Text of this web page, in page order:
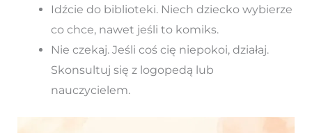
Idźcie do biblioteki. Niech dziecko wybierze
co chce, nawet jeśli to komiks.
Nie czekaj. Jeśli coś cię niepokoi, działaj.
Skonsultuj się z logopedą lub
nauczycielem.